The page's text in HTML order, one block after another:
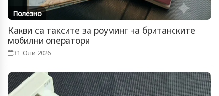
Полезно
Какви са таксите за роуминг на британските
мобилни оператори
31 Юли 2026